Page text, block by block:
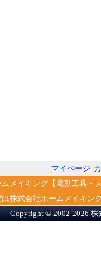
マイページ |
ムメイキング【電動工具・
株式会社ホームメイキ
Copyright © 2002-2026